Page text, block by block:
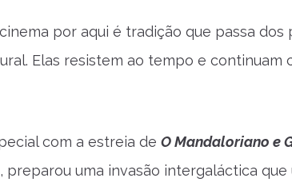
por aqui é tradição que passa dos
Elas resistem ao tempo e continuam
com a estreia de O Mandaloriano e
preparou uma invasão intergaláctica